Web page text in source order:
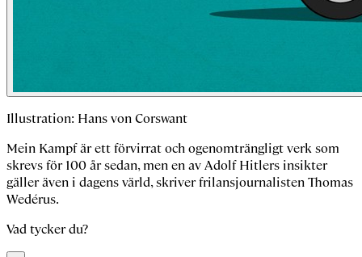
Illustration: Hans von Corswant
Mein Kampfär ett förvirrat och ogenomträngligt verk som
skrevs för 100 år sedan, men en av Adolf Hitlers insikter
gäller även i dagens värld, skriver frilansjournalisten Thomas
Wedérus.
Vad tycker du?